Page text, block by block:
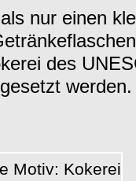
nur einen
des